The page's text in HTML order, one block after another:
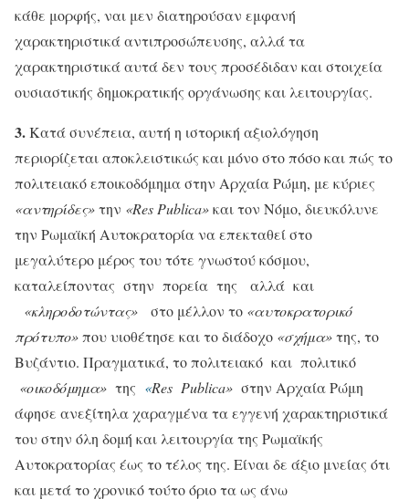
κάθε μορφής, ναι μεν διατηρούσαν εμφανή
χαρακτηριστικά αντιπροσώπευσης, αλλά τα
χαρακτηριστικά αυτά δεν τους προσέδιδαν και στοιχεία
ουσιαστικής δημοκρατικής οργάνωσης και λειτουργίας.
3.Κατά συνέπεια, αυτή η ιστορική αξιολόγηση
περιορίζεται αποκλειστικώς και μόνο στο πόσο και πώς το
πολιτειακό εποικοδόμημα στην Αρχαία Ρώμη, με κύριες
«αντηρίδες»την «Res Publica»και τον Νόμο, διευκόλυνε
την Ρωμαϊκή Αυτοκρατορία να επεκταθεί στο
μεγαλύτερο μέρος του τότε γνωστού κόσμου,
καταλείποντας στην πορεία της αλλά και
«κληροδοτώντας» στο μέλλον το «αυτοκρατορικό
πρότυπο»που υιοθέτησε και το διάδοχο «σχήμα»της, το
Βυζάντιο. Πραγματικά, το πολιτειακό και πολιτικό
«οικοδόμημα» της «Res Publica» στην Αρχαία Ρώμη
άφησε ανεξίτηλα χαραγμένα τα εγγενή χαρακτηριστικά
του στην όλη δομή και λειτουργία της Ρωμαϊκής
Αυτοκρατορίας έως το τέλος της. Είναι δε άξιο μνείας ότι
και μετά το χρονικό τούτο όριο τα ως άνω